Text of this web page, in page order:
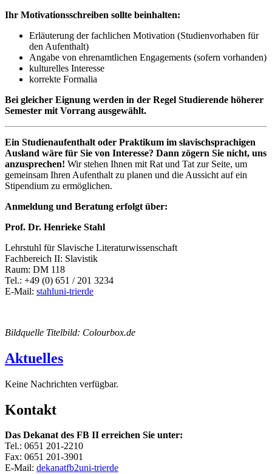
Ihr Motivationsschreiben sollte beinhalten:
Erläuterung der fachlichen Motivation (Studienvorhaben für
den Aufenthalt)
Angabe von ehrenamtlichen Engagements (sofern vorhanden)
kulturelles Interesse
korrekte Formalia
Bei gleicher Eignung werden in der Regel Studierende höherer
Semester mit Vorrang ausgewählt.
Ein Studienaufenthalt oder Praktikum im slavischsprachigen
Ausland wäre für Sie von Interesse? Dann zögern Sie nicht, uns
anzusprechen! Wir stehen Ihnen mit Rat und Tat zur Seite, um
gemeinsam Ihren Aufenthalt zu planen und die Aussicht auf ein
Stipendium zu ermöglichen.
Anmeldung und Beratung erfolgt über:
Prof. Dr. Henrieke Stahl
Lehrstuhl für Slavische Literaturwissenschaft
Fachbereich II: Slavistik
Raum: DM 118
Tel.: +49 (0) 651 / 201 3234
E-Mail: stahluni-trierde
Bildquelle Titelbild: Colourbox.de
Aktuelles
Keine Nachrichten verfügbar.
Kontakt
Das Dekanat des FB II erreichen Sie unter:
Tel.: 0651 201-2210
Fax: 0651 201-3901
E-Mail: dekanatfb2uni-trierde